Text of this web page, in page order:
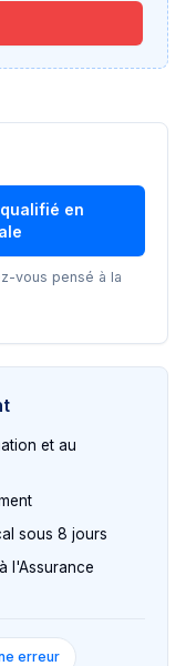
qualifié en
vous pensé à la
et au
sous 8 jours
l'Assurance
erreur